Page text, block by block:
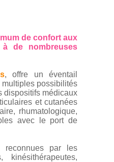
de confort aux
de nombreuses
, offre un éventail
possibilités
dispositifs médicaux
et cutanées
rhumatologique,
avec le port de
reconnues par les